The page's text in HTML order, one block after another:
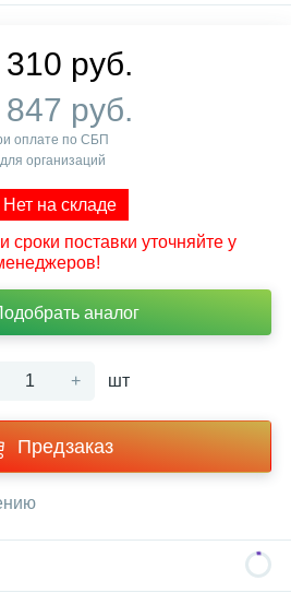
руб.
руб.
оплате по СБП
организаций
Нет на складе
сроки поставки уточняйте у
аналог
+ шт
Предзаказ